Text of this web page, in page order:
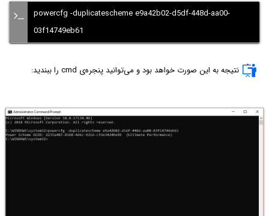
powercfg -duplicatescheme e9a42b02-d5df-448d-aa00-
03f14749eb61
نتیجه به این صورت خواهد بود و می‌توانید پنجره‌ی cmd را ببندید: